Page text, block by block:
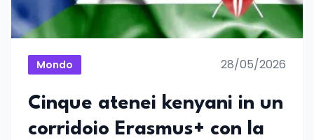
Mondo 28/05/2026
Cinque atenei kenyani in un
corridoio Erasmus+ con la